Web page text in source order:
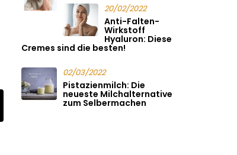
20/02/2022
Anti-Falten-
Wirkstoff
Hyaluron: Diese
Cremes sind die besten!
02/03/2022
Pistazienmilch: Die
neueste Milchalternative
zum Selbermachen